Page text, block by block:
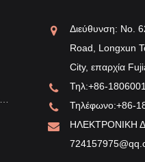
Κινεζική λευκή πορσελάνη
Η λευκή πορσελάνη Dehua
παραγωγής, της πυκνής
νεφρίτη, του λούστρου που
έχει "λευκό ιβουάρ", "λευκό
άλλες φήμες, στο σύστημα
έχει μοναδικό στυλ, στην
Διεύθυνση: No.
Road, Longxun
City, επαρχία
Τηλ:+86-
Τηλέφωνο:+86-
ΗΛΕΚΤΡΟΝΙΚΗ